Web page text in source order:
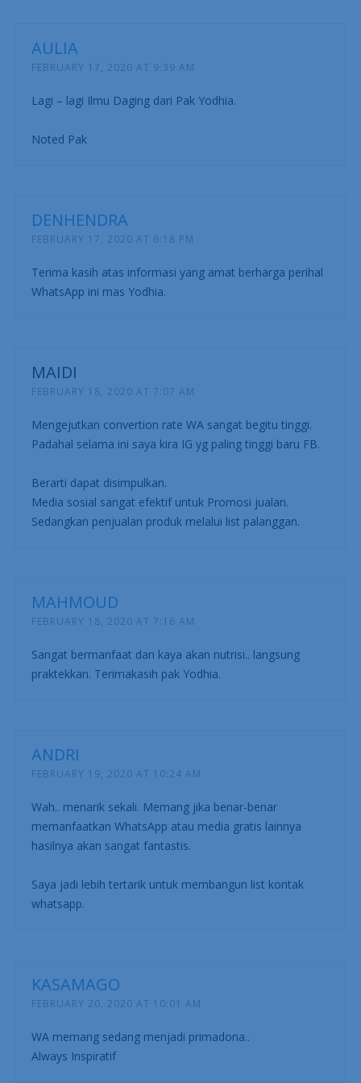
AULIA
FEBRUARY 17, 2020 AT 9:39 AM
Lagi – lagi Ilmu Daging dari Pak Yodhia.
Noted Pak
DENHENDRA
FEBRUARY 17, 2020 AT 6:18 PM
Terima kasih atas informasi yang amat berharga perihal
WhatsApp ini mas Yodhia.
MAIDI
FEBRUARY 18, 2020 AT 7:07 AM
Mengejutkan convertion rate WA sangat begitu tinggi.
Padahal selama ini saya kira IG yg paling tinggi baru FB.
Berarti dapat disimpulkan.
Media sosial sangat efektif untuk Promosi jualan.
Sedangkan penjualan produk melalui list palanggan.
MAHMOUD
FEBRUARY 18, 2020 AT 7:16 AM
Sangat bermanfaat dan kaya akan nutrisi.. langsung
praktekkan. Terimakasih pak Yodhia.
ANDRI
FEBRUARY 19, 2020 AT 10:24 AM
Wah.. menarik sekali. Memang jika benar-benar
memanfaatkan WhatsApp atau media gratis lainnya
hasilnya akan sangat fantastis.
Saya jadi lebih tertarik untuk membangun list kontak
whatsapp.
KASAMAGO
FEBRUARY 20, 2020 AT 10:01 AM
WA memang sedang menjadi primadona..
Always Inspiratif